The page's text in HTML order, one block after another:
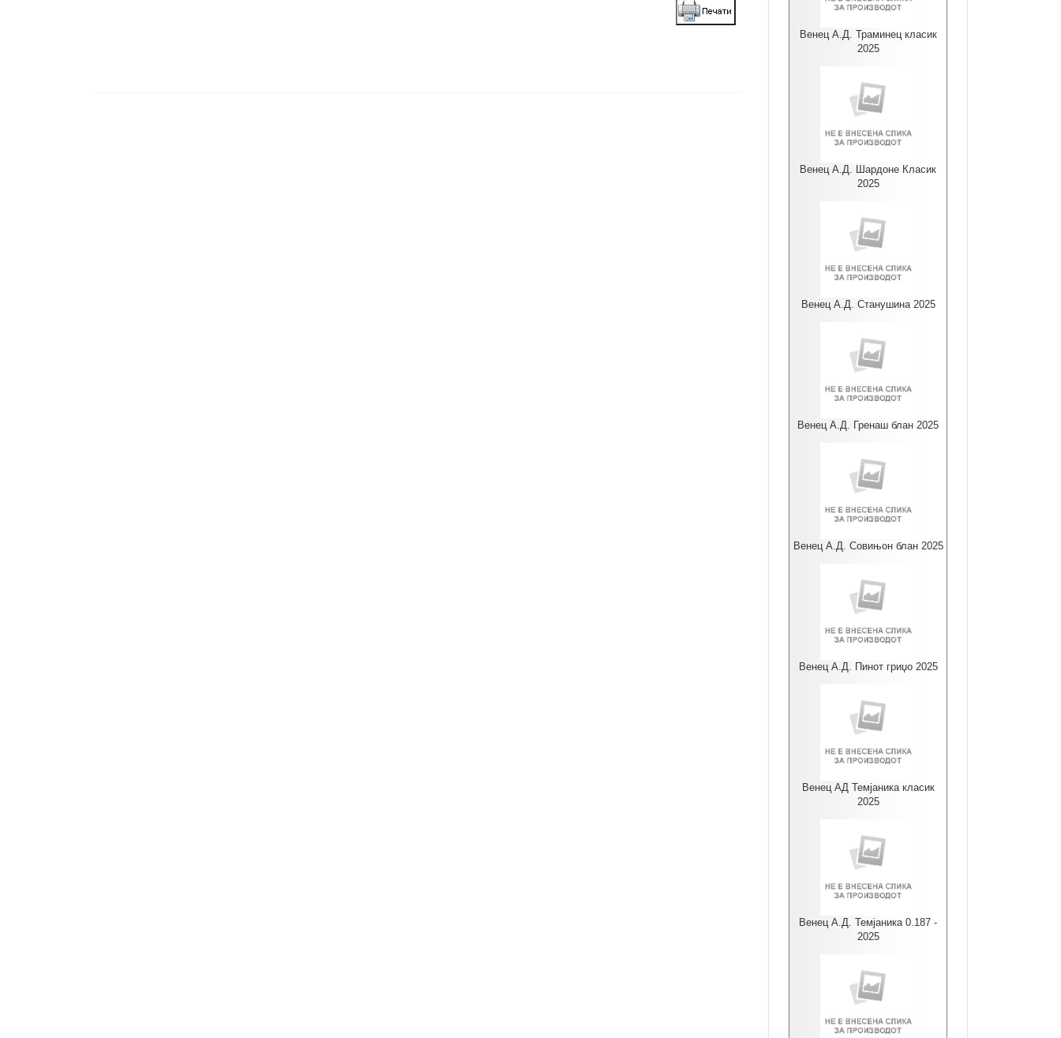
Венец А.Д. Траминец класик
2025
Венец А.Д. Шардоне Класик
2025
Венец А.Д. Станушина 2025
Венец А.Д. Гренаш блан 2025
Венец А.Д. Совињон блан 2025
Венец А.Д. Пинот гриџо 2025
Венец АД Темјаника класик
2025
Венец А.Д. Темјаника 0.187 -
2025